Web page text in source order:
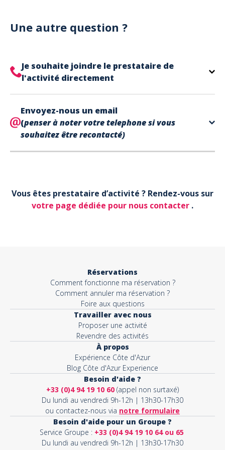
Cependant, nous avons l'office de tourisme de Fréjus
et de Saint Raphaël qui acceptent les chèques
A noter que la réservation est prise en compte
uniquement une fois le paiement effectué.
Une autre question ?
Je souhaite joindre le prestataire de
l'activité directement
trouve directement sur votre billet,
dans la partie contact.
Envoyez-nous un email
(penser à noter votre telephone si vous
souhaitez être recontacté)
Votre email*
Vous êtes prestataire d’activité ? Rendez-vous sur
votre page dédiée pour nous contacter .
Réservations
Comment fonctionne ma réservation ?
Comment annuler ma réservation ?
Foire aux questions
Travailler avec nous
Proposer une activité
Revendre des activités
À propos
Expérience Côte d'Azur
Blog Côte d'Azur Experience
Besoin d'aide ?
+33 (0)4 94 19 10 60 (appel non surtaxé)
Du lundi au vendredi 9h-12h | 13h30-17h30
ou contactez-nous via notre formulaire
Besoin d'aide pour un Groupe ?
Service Groupe : +33 (0)4 94 19 10 64 ou 65
Du lundi au vendredi 9h-12h | 13h30-17h30